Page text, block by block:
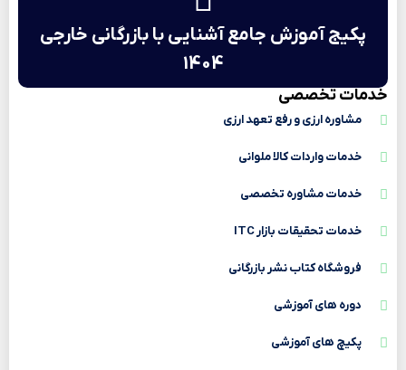
پکیج آموزش جامع آشنایی با بازرگانی خارجی
1404
خدمات تخصصی
مشاوره ارزی و رفع تعهد ارزی
خدمات واردات کالا ملوانی
خدمات مشاوره تخصصی
خدمات تحقیقات بازار ITC
فروشگاه کتاب نشر بازرگانی
دوره های آموزشی
پکیچ های آموزشی